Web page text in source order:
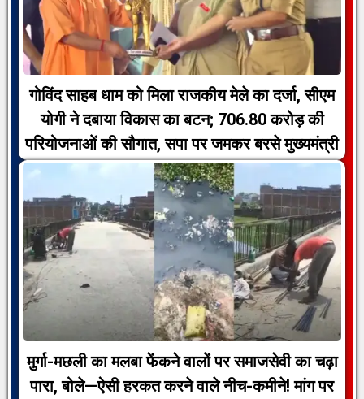
गोविंद साहब धाम को मिला राजकीय मेले का दर्जा, सीएम
योगी ने दबाया विकास का बटन; 706.80 करोड़ की
परियोजनाओं की सौगात, सपा पर जमकर बरसे मुख्यमंत्री
मुर्गा-मछली का मलबा फेंकने वालों पर समाजसेवी का चढ़ा
पारा, बोले—ऐसी हरकत करने वाले नीच-कमीने! मांग पर